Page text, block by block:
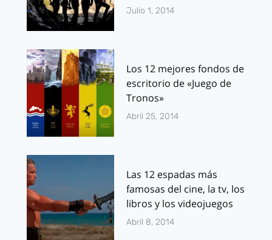
Julio 1, 2014
Los 12 mejores fondos de
escritorio de «Juego de
Tronos»
Abril 25, 2014
Las 12 espadas más
famosas del cine, la tv, los
libros y los videojuegos
Abril 8, 2014